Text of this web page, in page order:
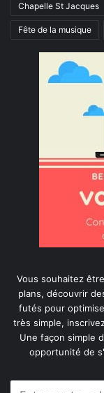
Chapelle St Jacques
Fête de la musique
Vous souhaitez
plans, découvrir
futés pour
très simple,
Une façon simple
opportunité de